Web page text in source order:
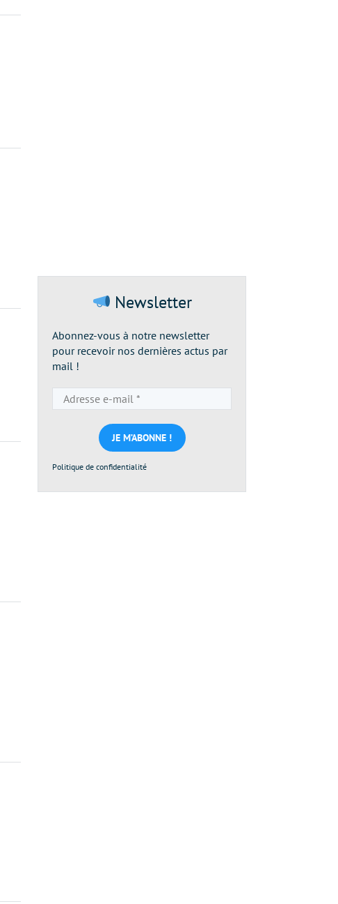
Newsletter
Abonnez-vous à notre newsletter
pour recevoir nos dernières actus par
mail !
e-
mail
*
Politique de confidentialité